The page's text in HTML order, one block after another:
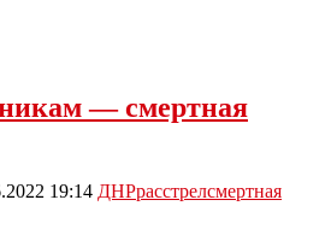
— смертная
19:14 ДНРрасстрелсмертная